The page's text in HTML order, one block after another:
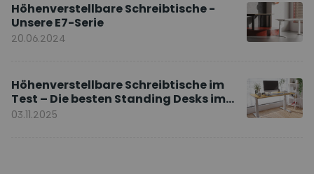
Höhenverstellbare Schreibtische -
Unsere E7-Serie
20.06.2024
Höhenverstellbare Schreibtische im
Test – Die besten Standing Desks im
Vergleich
03.11.2025